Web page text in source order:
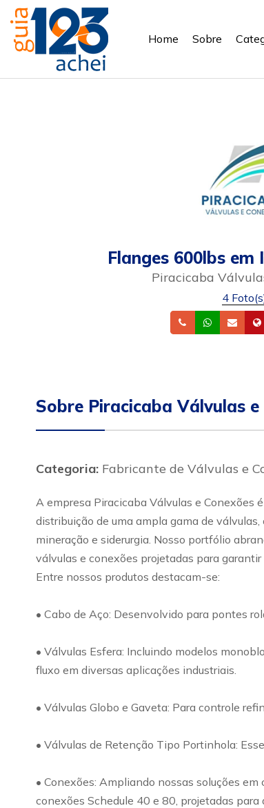
Home Sobre
Flanges 600lbs
Piracicaba
4
TelefoneWhatsapp
Email
Sobre Piracicaba Válvulas e
Categoria: Fabricante de Válvulas e
A empresa Piracicaba Válvulas e Conexões
distribuição de uma ampla gama de
mineração e siderurgia. Nosso portfólio
válvulas e conexões projetadas para
Entre nossos produtos destacam-se:
• Cabo de Aço: Desenvolvido para pontes
• Válvulas Esfera: Incluindo modelos
fluxo em diversas aplicações industriais.
• Válvulas Globo e Gaveta: Para controle
• Válvulas de Retenção Tipo Portinhola:
• Conexões: Ampliando nossas soluções
conexões Schedule 40 e 80, projetadas